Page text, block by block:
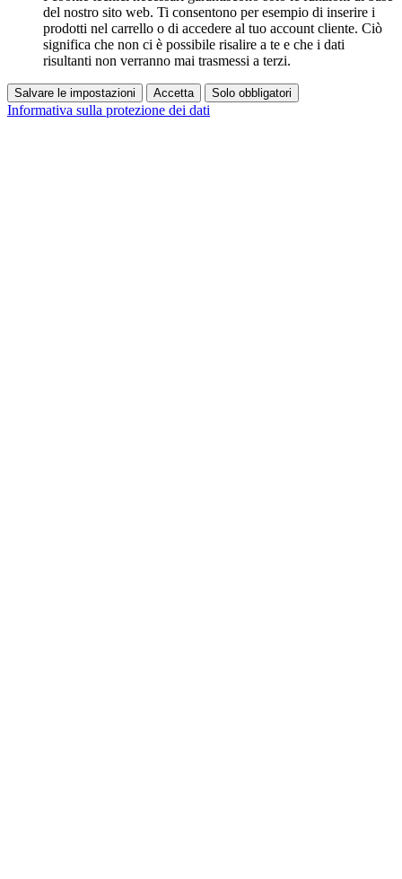
del nostro sito web. Ti consentono per esempio di inserire i
prodotti nel carrello o di accedere al tuo account cliente. Ciò
significa che non ci è possibile risalire a te e che i dati
risultanti non verranno mai trasmessi a terzi.
Salvare le impostazioni Accetta Solo obbligatori
Informativa sulla protezione dei dati